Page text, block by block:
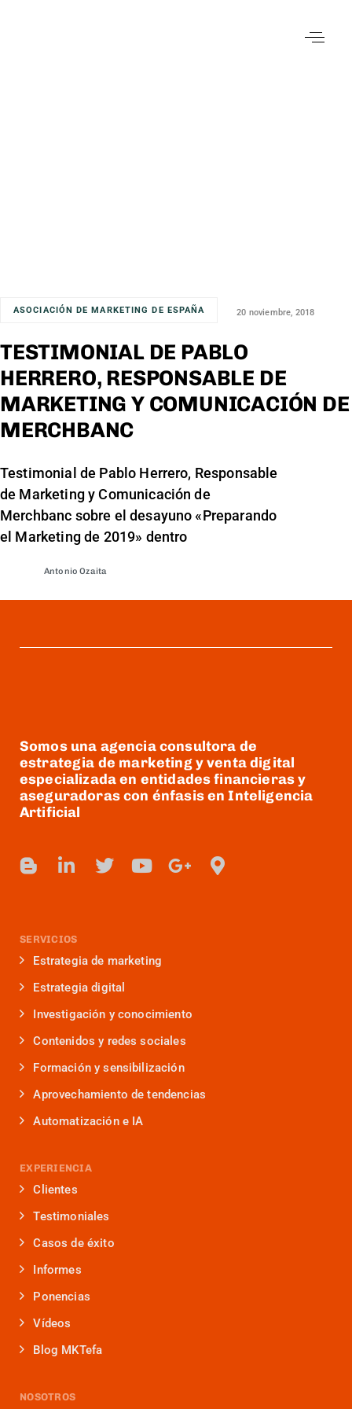
ASOCIACIÓN DE MARKETING DE ESPAÑA 20 noviembre, 2018
TESTIMONIAL DE PABLO
HERRERO, RESPONSABLE DE
MARKETING Y COMUNICACIÓN DE
MERCHBANC
Testimonial de Pablo Herrero, Responsable
de Marketing y Comunicación de
Merchbanc sobre el desayuno «Preparando
el Marketing de 2019» dentro
Antonio Ozaita
Somos una agencia consultora de
estrategia de marketing y venta digital
especializada en entidades financieras y
aseguradoras con énfasis en Inteligencia
Artificial
SERVICIOS
Estrategia de marketing
Estrategia digital
Investigación y conocimiento
Contenidos y redes sociales
Formación y sensibilización
Aprovechamiento de tendencias
Automatización e IA
EXPERIENCIA
Clientes
Testimoniales
Casos de éxito
Informes
Ponencias
Vídeos
Blog MKTefa
NOSOTROS